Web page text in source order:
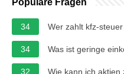
34 Wer zahlt kfz-
34 Was ist geringe
32 Wie kann ich aktien